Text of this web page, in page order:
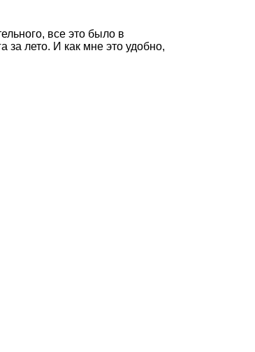
все это было в
за лето. И как мне это удобно,